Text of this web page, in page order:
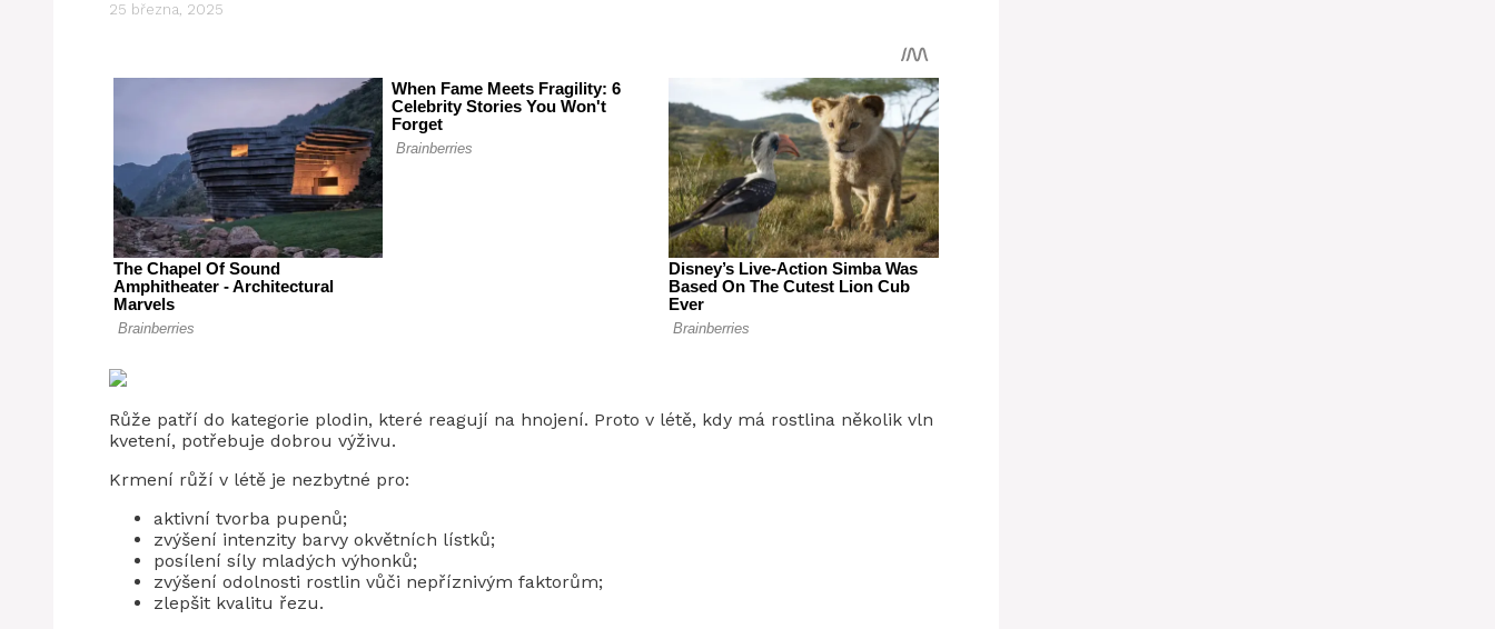
25 března, 2025
Růže patří do kategorie plodin, které reagují na hnojení. Proto v létě, kdy má rostlina několik vln
kvetení, potřebuje dobrou výživu.
Krmení růží v létě je nezbytné pro:
aktivní tvorba pupenů;
zvýšení intenzity barvy okvětních lístků;
posílení síly mladých výhonků;
zvýšení odolnosti rostlin vůči nepříznivým faktorům;
zlepšit kvalitu řezu.